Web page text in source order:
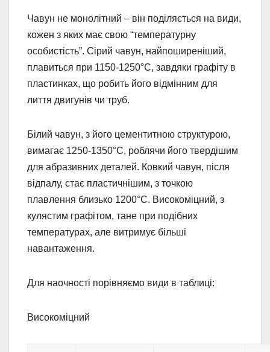
Чавун не монолітний – він поділяється на види,
кожен з яких має свою “температурну
особистість”. Сірий чавун, найпоширеніший,
плавиться при 1150-1250°C, завдяки графіту в
пластинках, що робить його відмінним для
лиття двигунів чи труб.
Білий чавун, з його цементитною структурою,
вимагає 1250-1350°C, роблячи його твердішим
для абразивних деталей. Ковкий чавун, після
відпалу, стає пластичнішим, з точкою
плавлення близько 1200°C. Високоміцний, з
кулястим графітом, тане при подібних
температурах, але витримує більші
навантаження.
Для наочності порівняємо види в таблиці:
Високоміцний